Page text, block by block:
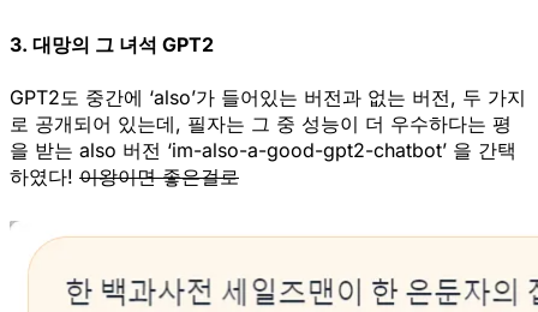
3. 대망의 그 녀석 GPT2
GPT2도 중간에 ‘also’가 들어있는 버전과 없는 버전, 두 가지
로 공개되어 있는데, 필자는 그 중 성능이 더 우수하다는 평
을 받는 also 버전 ‘im-also-a-good-gpt2-chatbot’ 을 간택
하였다! 이왕이면 좋은걸로